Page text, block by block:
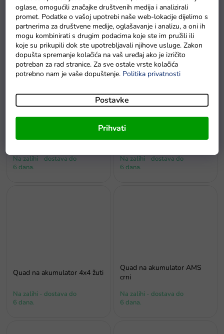
oglase, omogućili značajke društvenih medija i analizirali
promet. Podatke o vašoj upotrebi naše web-lokacije dijelimo s
partnerima za društvene medije, oglašavanje i analizu, a oni ih
mogu kombinirati s drugim podacima koje ste im pružili ili
koje su prikupili dok ste upotrebljavali njihove usluge. Zakon
dopušta spremanje kolačića na vaš uređaj ako je izričito
potreban za rad stranice. Za sve ostale vrste kolačića
potrebno nam je vaše dopuštenje. Politika privatnosti
Postavke
Prihvati
Quad na akumulator Storm
rozi
Na zalihama
zeleni
Na zalihi - dostava do
6 dana.
bijelo-žuti
Na zalihi - dostava do
6 dana.
Quad na akumulator 4x4 crni
Na zalihi - dostava do
6 dana.
Quad na akumulator 4x4 žuti
Na zalihi - dostava do
6 dana.
Quad na akumulator AMS
crni
Na zalihi - dostava do
6 dana.